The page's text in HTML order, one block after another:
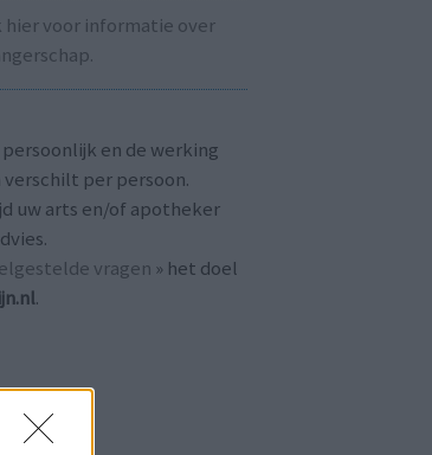
hier voor informatie over
en de werking
per persoon.
uw arts en/of apotheker
vragen » het doel
.